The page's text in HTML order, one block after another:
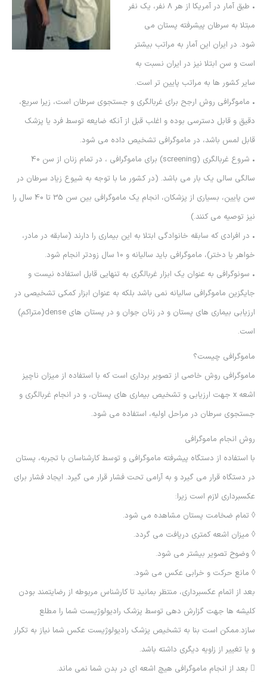
• طبق آمار در آمريكا از هر 8 نفر، يك نفر
مبتلا به سرطان پيشرفته پستان مي
شود. در ايران اين آمار به مراتب بيشتر
است و سن ابتلا نيز در ايران نسبت به
ساير كشور ها به مراتب پايين تر است.
• ماموگرافي روش ارجح براي غربالگري و جستجوي سرطان است، زيرا سريع،
دقيق و قابل دسترسي بوده و اغلب قبل از آنكه ضايعه توسط فرد يا پزشك
قابل لمس باشد، در ماموگرافي تشخيص داده مي شود.
• شروع غربالگري (screening) براي ماموگرافي ، در تمام زنان از سن 40
سالگي سالي يك بار مي باشد. (در كشور ما با توجه به شيوع زياد سرطان در
سن پايين، بسياري از پزشكان، انجام يك ماموگرافي بين سن 35 تا 40 سال را
نيز توصيه مي كنند.)
• در افرادي كه سابقه خانوادگي ابتلا به اين بيماري را دارند (سابقه در مادر،
خواهر يا دختر)، ماموگرافي بايد ساليانه و 10 سال زودتر انجام شود.
• سونوگرافي به عنوان يك ابزار غربالگري به تنهايي قابل استفاده نيست و
جايگزين ماموگرافي ساليانه نمي باشد بلكه به عنوان ابزار كمكي تشخيصي در
ارزيابي بيماري هاي پستان و در زنان جوان و در پستان هاي dense(متراكم)
است.
ماموگرافي چيست؟
ماموگرافي روش خاصي از تصوير برداري است كه با استفاده از ميزان ناچيز
اشعه x جهت ارزيابي و تشخيص بيماري هاي پستان، و در انجام غربالگري و
جستجوي سرطان در مراحل اوليه، استفاده مي شود.
روش انجام ماموگرافي
با استفاده از دستگاه پيشرفته ماموگرافي و توسط كارشناسان با تجربه، پستان
در دستگاه قرار مي گيرد و به آرامي تحت فشار قرار مي گيرد. ايجاد فشار براي
عكسبرداري لازم است زيرا:
◊ تمام ضخامت پستان مشاهده مي شود.
◊ ميزان اشعه كمتري دريافت مي گردد.
◊ وضوح تصوير بيشتر مي شود.
◊ مانع حركت و خرابي عكس مي شود.
بعد از اتمام عكسبرداري، منتظر بمانيد تا كارشناس مربوطه از رضايتمند بودن
كليشه ها جهت گزارش دهي توسط پزشك راديولوژيست شما را مطلع
سازد.ممكن است بنا به تشخيص پزشك راديولوژيست عكس شما نياز به تكرار
و يا تغيير از زاويه ديگري داشته باشد.
 بعد از انجام ماموگرافي هيچ اشعه اي در بدن شما نمي ماند.